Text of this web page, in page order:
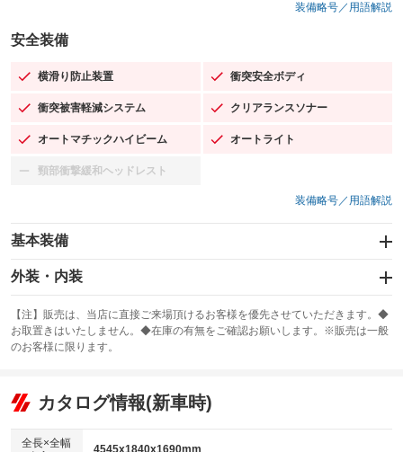
装備略号／用語解説
安全装備
横滑り防止装置
：装備あり 衝突安全ボディ
：装備あり
衝突被害軽減システム
：装備あり クリアランスソナー
：装備あり
オートマチックハイビーム
：装備あり オートライト
：装備あり
頸部衝撃緩和ヘッドレスト
：装備なし
装備略号／用語解説
基本装備
エアバッグ：運転席/助手席/サイド
：装備あり
：装備なし
サンルーフ
：装備なし ABS
リフトアップ
：装備なし
：装備なし
外装・内装
カーナビ：メモリーナビ他
：装備あり
TV：フルセグ
：装備あり
ビジュアル
：装備なし
：装備あり
【注】販売は、当店に直接ご来場頂けるお客様を優先させていただきます。◆
お取置きはいたしません。◆在庫の有無をご確認お願いします。※販売は一般
のお客様に限ります。
カタログ情報(新車時)
全長×全幅
4545x1840x1690mm